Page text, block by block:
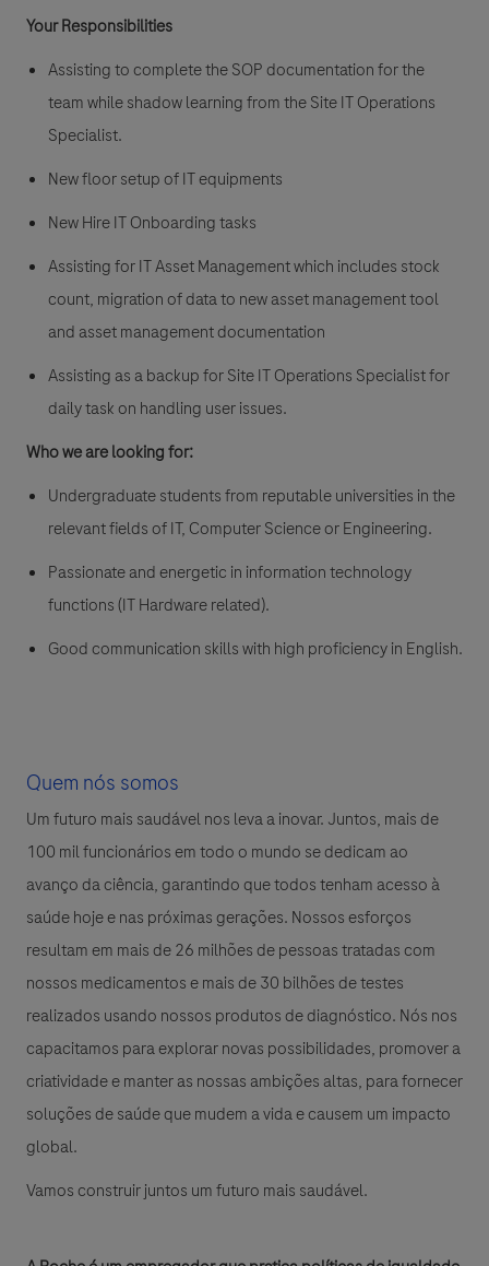
Your Responsibilities
Assisting to complete the SOP documentation for the
team while shadow learning from the Site IT Operations
Specialist.
New floor setup of IT equipments
New Hire IT Onboarding tasks
Assisting for IT Asset Management which includes stock
count, migration of data to new asset management tool
and asset management documentation
Assisting as a backup for Site IT Operations Specialist for
daily task on handling user issues.
Who we are looking for:
Undergraduate students from reputable universities in the
relevant fields of IT, Computer Science or Engineering.
Passionate and energetic in information technology
functions (IT Hardware related).
Good communication skills with high proficiency in English.
Quem nós somos
Um futuro mais saudável nos leva a inovar. Juntos, mais de
100 mil funcionários em todo o mundo se dedicam ao
avanço da ciência, garantindo que todos tenham acesso à
saúde hoje e nas próximas gerações. Nossos esforços
resultam em mais de 26 milhões de pessoas tratadas com
nossos medicamentos e mais de 30 bilhões de testes
realizados usando nossos produtos de diagnóstico. Nós nos
capacitamos para explorar novas possibilidades, promover a
criatividade e manter as nossas ambições altas, para fornecer
soluções de saúde que mudem a vida e causem um impacto
global.
Vamos construir juntos um futuro mais saudável.